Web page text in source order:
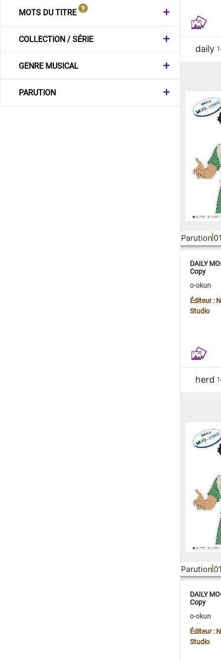
MOTS DU TITRE
COLLECTION / SÉRIE
GENRE MUSICAL
PARUTION
daily
Parution
DAILY
Copy
o-okun
Éditeur :
Studio
herd
Parution
DAILY
Copy
o-okun
Éditeur :
Studio